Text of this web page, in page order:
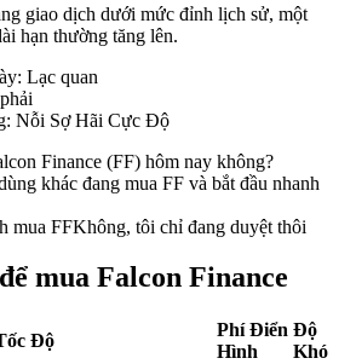
cửu
làm tài sản thế chấp
giao dịch dưới mức đỉnh lịch sử, một
hạn thường tăng lên.
: Lạc quan
: Nỗi Sợ Hãi Cực Độ
Finance (FF) hôm nay không?
khác đang mua FF và bắt đầu nhanh
mua FFKhông, tôi chỉ đang duyệt thôi
mua Falcon Finance
Độ
Phí Điển
Hình
Độ
Khó